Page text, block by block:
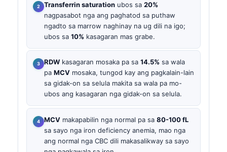
Transferrin saturation ubos sa 20%
nagpasabot nga ang paghatod sa puthaw
ngadto sa marrow naghinay na ug dili na igo;
ubos sa 10% kasagaran mas grabe.
RDW kasagaran mosaka pa sa 14.5% sa wala
pa MCV mosaka, tungod kay ang pagkalain-lain
sa gidak-on sa selula makita sa wala pa mo-
ubos ang kasagaran nga gidak-on sa selula.
MCV makapabilin nga normal pa sa 80-100 fL
sa sayo nga iron deficiency anemia, mao nga
ang normal nga CBC dili makasalikway sa sayo